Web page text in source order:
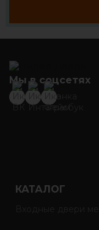
Мы в соцсетях
КАТАЛОГ